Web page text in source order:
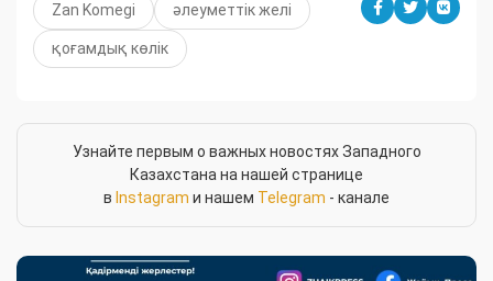
Zan Komegi әлеуметтік желі
қоғамдық көлік
Узнайте первым о важных новостях Западного
Казахстана на нашей странице
в Instagram и нашем Telegram - канале